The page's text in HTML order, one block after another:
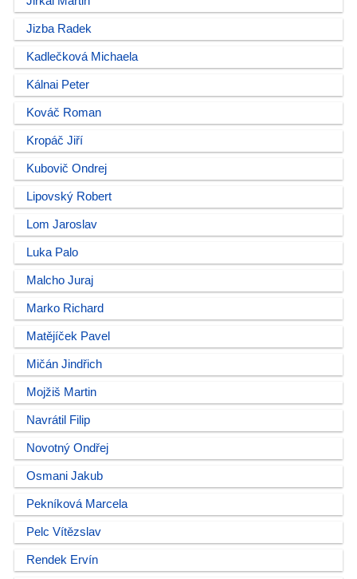
Jizba Radek
Kadlečková Michaela
Kálnai Peter
Kováč Roman
Kropáč Jiří
Kubovič Ondrej
Lipovský Robert
Lom Jaroslav
Luka Palo
Malcho Juraj
Marko Richard
Matějíček Pavel
Mičán Jindřich
Mojžiš Martin
Navrátil Filip
Novotný Ondřej
Osmani Jakub
Pekníková Marcela
Pelc Vítězslav
Rendek Ervín